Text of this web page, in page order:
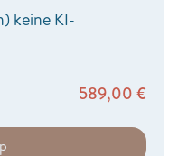
keine KI-
589,00 €